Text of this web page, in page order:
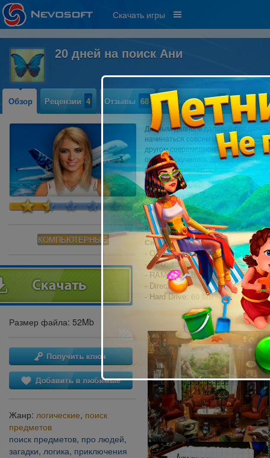
Скачать игры
20 дней на поиск Ани
Обзор Рецензии 4 Отзывы 68 Прохождение 1
КОМПЬЮТЕРНЫЕ
Размер файла: 52Mb
Жанр: логические, поиск
предметов
поиск предметов, про людей,
загадки, логика, приключения
Давным-давно, в далекой-
начинаться совсем не так. В
другом современном городе – ее
очень соскучились друг по другу и
подруги, приехавшей на встречу,
Эта, казалось бы, традиционная
предполагалось, – жизнь порой
опасности приключения. Про
сообщить о том, что не смогут
это 20 дней.
Системные требования:
- OS: Windows XP или более
- CPU: 1.2 GHz
- RAM: 512 MB
- DirectX: 9.0
- Hard Drive: 60 MB